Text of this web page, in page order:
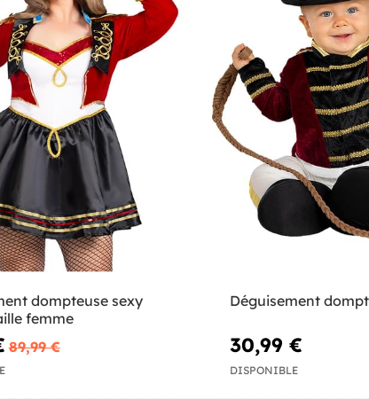
dompteuse sexy
femme
89,99 €
Déguisement
30,99 €
DISPONIBLE